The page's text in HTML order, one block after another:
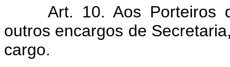
Art. 10. Aos Porteiros
outros encargos de
cargo.